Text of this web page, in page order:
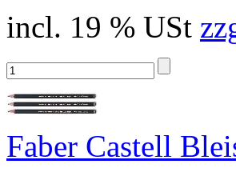
incl. 19 % USt
Faber Castell